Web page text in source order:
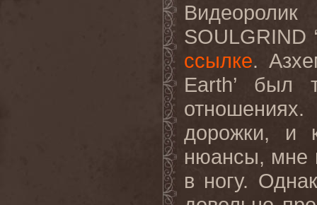
SOULGRIND
ссылке.
Earth’ был
дорожки, и
нюансы, мне
в ногу.